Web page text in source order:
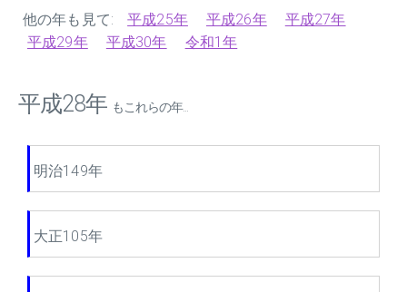
他の年も見て: 平成25年 平成26年
平成27年
平成29年
平成30年 令和1年
平成28年 もこれらの年...
明治149年
大正105年